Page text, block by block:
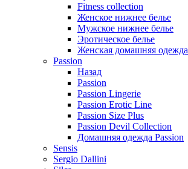
Fitness collection
Женское нижнее белье
Мужское нижнее белье
Эротическое белье
Женская домашняя одежда
Passion
Назад
Passion
Passion Lingerie
Passion Erotic Line
Passion Size Plus
Passion Devil Collection
Домашняя одежда Passion
Sensis
Sergio Dallini